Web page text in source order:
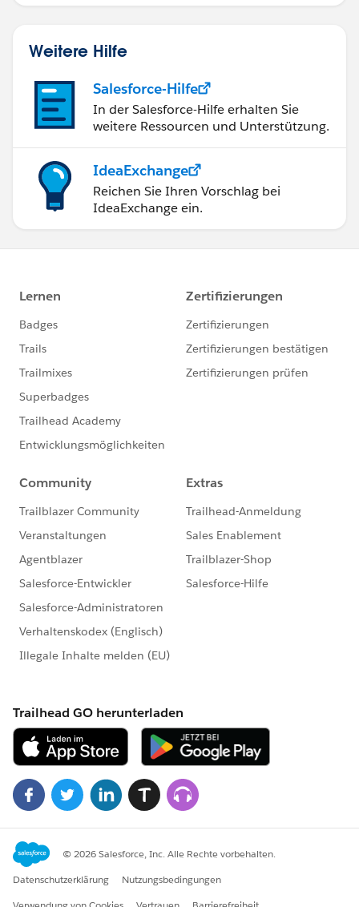
Weitere Hilfe
Salesforce-Hilfe
In der Salesforce-Hilfe erhalten Sie
weitere Ressourcen und Unterstützung.
IdeaExchange
Reichen Sie Ihren Vorschlag bei
IdeaExchange ein.